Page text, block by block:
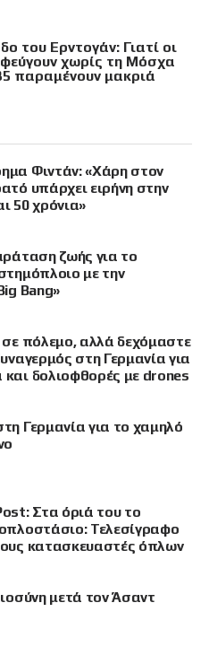
του Ερντογάν: Γιατί οι
φεύγουν χωρίς τη Μόσχα
παραμένουν μακριά
Φιντάν: «Χάρη στον
υπάρχει ειρήνη στην
50 χρόνια»
ζωής για το
με την
Bang»
σε πόλεμο, αλλά δεχόμαστε
στη Γερμανία για
δολιοφθορές με drones
Γερμανία για το χαμηλό
Στα όριά του το
Τελεσίγραφο
κατασκευαστές όπλων
μετά τον Άσαντ